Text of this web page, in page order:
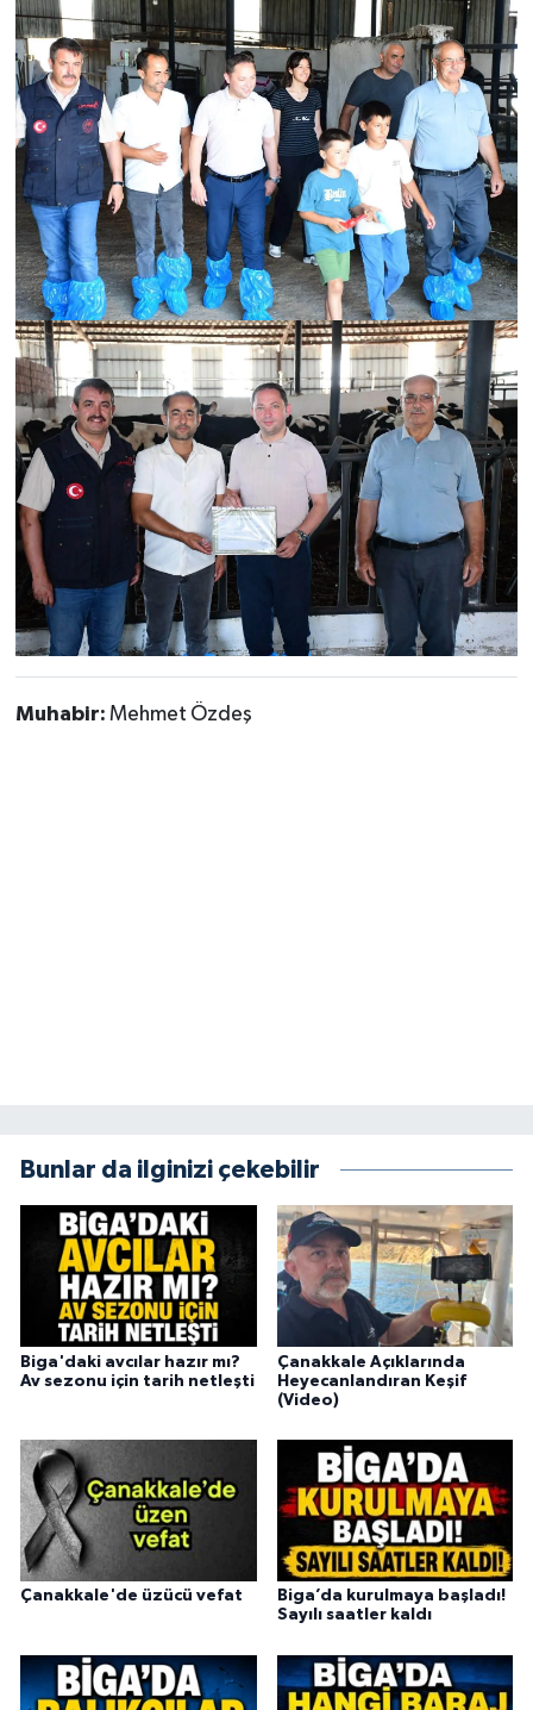
Muhabir: Mehmet Özdeş
Bunlar da ilginizi çekebilir
Biga'daki avcılar hazır mı?
Av sezonu için tarih netleşti
Çanakkale Açıklarında
Heyecanlandıran Keşif
(Video)
Çanakkale'de üzücü vefat
Biga’da kurulmaya başladı!
Sayılı saatler kaldı